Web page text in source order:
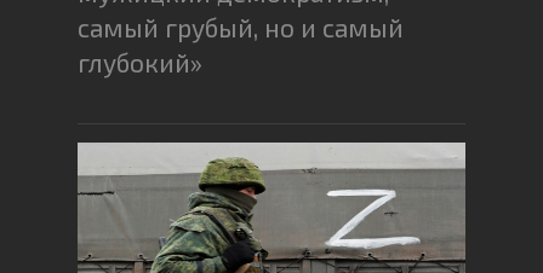
самый грубый, но и самый
глубокий»